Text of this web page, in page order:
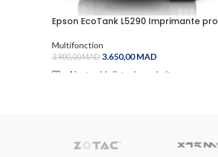
Epson EcoTank L5290 Imprimante pro
rechargeables
Multifonction
3.900,00MAD 3.650,00MAD
Ajouter à la liste de souhaits